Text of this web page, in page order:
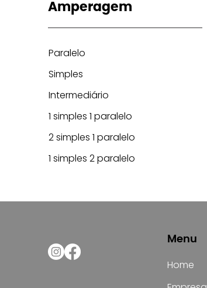
Amperagem
Paralelo
Simples
Intermediário
1 simples 1 paralelo
2 simples 1 paralelo
1 simples 2 paralelo
Menu
Home